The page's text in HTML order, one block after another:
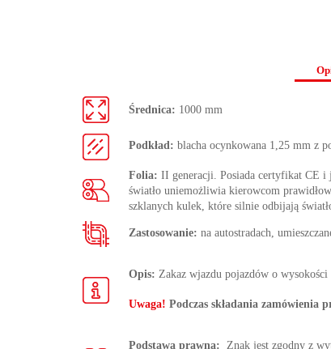
Średnica: 1000 mm
Podkład: blacha ocynkowana 1,25 mm z
Folia: II generacji. Posiada certyfikat CE i
światło uniemożliwia kierowcom
szklanych kulek, które silnie odbijają
Zastosowanie: na autostradach,
Opis: Zakaz wjazdu pojazdów o
Uwaga! Podczas składania zamówienia
Podstawa prawna: Znak jest zgodny z